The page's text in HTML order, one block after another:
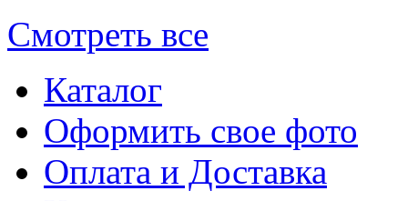
Смотреть все
Каталог
Оформить свое фото
Оплата и Доставка